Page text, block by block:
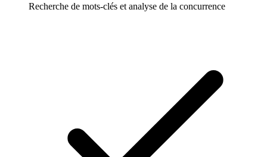
Recherche de mots-clés et analyse de la concurrence